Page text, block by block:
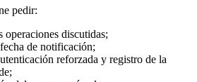
pedir:
discutidas;
de notificación;
reforzada y registro de la